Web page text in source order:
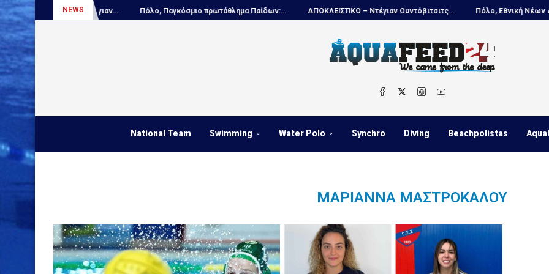
NEWS
– Ο Ντέγιαν... Πόλο, Παγκόσμιο πρωτάθλημα Παίδων:... ΑΠΟΚΛΕΙΣΤΙΚΟ – Ντέγιαν Ουντόβιτσιτς... Πόλο, Εθνική Νέων
National Team Swimming Water Polo Synchro Diving Beachpolistas
ΜΑΡΙΆΝΝΑ ΜΑΣΤΡΌΚΑΛΟΥ